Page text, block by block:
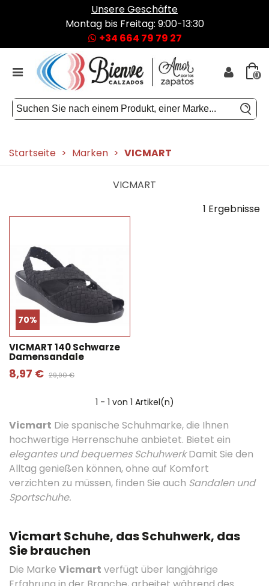
Unsere Geschäfte
Montag bis Freitag: 9:00-13:30
+34 664 79 79 27
0
Startseite > Marken > VICMART
VICMART
1 Ergebnisse
70%
VICMART 140 Schwarze
Damensandale
8,97 € 29,90 €
1 - 1 von 1 Artikel(n)
Vicmart Die spanische Schuhmarke, die Ihnen
hochwertige Herrenschuhe anbietet. Bietet ein
elegantes und bequemes SchuhwerkDamit Sie den
Alltag genießen können, ohne auf Komfort
verzichten zu müssen, finden Sie auch Sandalen und
Sportschuhe.
Vicmart Schuhe, das Schuhwerk, das
Sie brauchen
Die Marke Vicmart verfügt über langjährige